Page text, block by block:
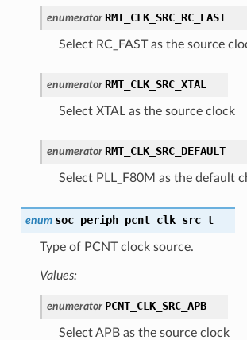
enumerator RMT_CLK_SRC_RC_FAST
Select RC_FAST as the source
enumerator RMT_CLK_SRC_XTAL
Select XTAL as the source clock
enumerator RMT_CLK_SRC_DEFAULT
Select PLL_F80M as the default
enum soc_periph_pcnt_clk_src_t
Type of PCNT clock source.
Values:
enumerator PCNT_CLK_SRC_APB
Select APB as the source clock